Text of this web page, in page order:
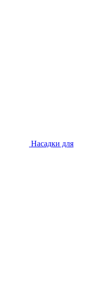
Насадки для